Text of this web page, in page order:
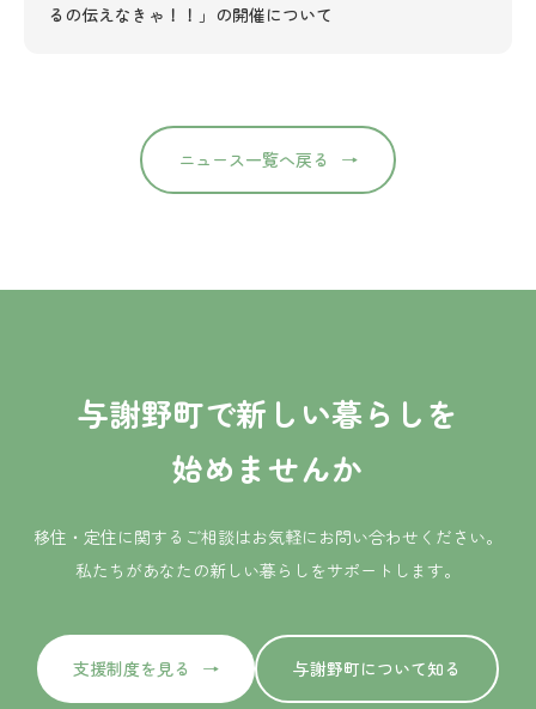
るの伝えなきゃ！！」の開催について
ニュース一覧へ戻る
与謝野町で新しい暮らしを
始めませんか
移住・定住に関するご相談はお気軽にお問い合わせください。
私たちがあなたの新しい暮らしをサポートします。
支援制度を見る 与謝野町について知る